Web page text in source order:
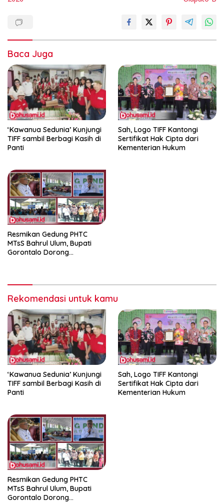
Baca Juga
‘Kawanua Sedunia’ Kunjungi
TIFF sambil Berbagi Kasih di
Panti
Sah, Logo TIFF Kantongi
Sertifikat Hak Cipta dari
Kementerian Hukum
Resmikan Gedung PHTC
MTsS Bahrul Ulum, Bupati
Gorontalo Dorong
Rekomendasi untuk kamu
‘Kawanua Sedunia’ Kunjungi
TIFF sambil Berbagi Kasih di
Panti
Sah, Logo TIFF Kantongi
Sertifikat Hak Cipta dari
Kementerian Hukum
Resmikan Gedung PHTC
MTsS Bahrul Ulum, Bupati
Gorontalo Dorong